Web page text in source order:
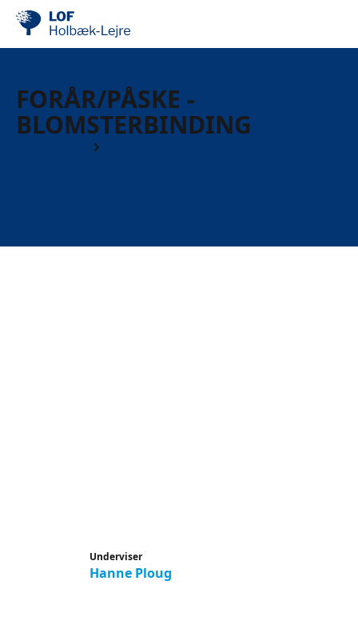
FORÅR/PÅSKE -
BLOMSTERBINDING
Underviser
Hanne Ploug